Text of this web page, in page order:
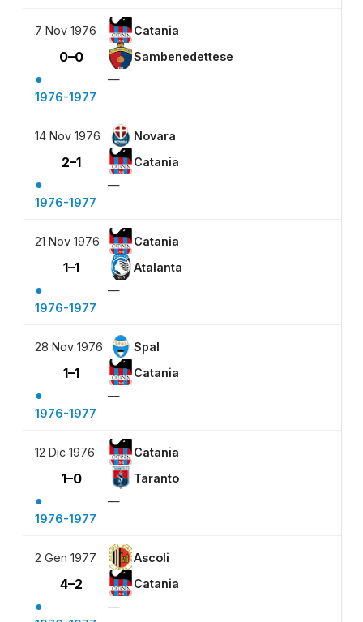
7 Nov 1976 Catania
0–0 Sambenedettese
●
—
1976-1977
14 Nov 1976 Novara
2–1 Catania
●
—
1976-1977
21 Nov 1976 Catania
1–1 Atalanta
●
—
1976-1977
28 Nov 1976 Spal
1–1 Catania
●
—
1976-1977
12 Dic 1976 Catania
1–0 Taranto
●
—
1976-1977
2 Gen 1977 Ascoli
4–2 Catania
●
—